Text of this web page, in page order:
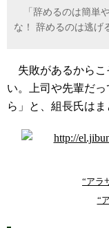
「辞めるのは簡単
な！ 辞めるのは逃げ
失敗があるからこ
い。上司や先輩だ
ら」と、組長氏はま
“アラ
“